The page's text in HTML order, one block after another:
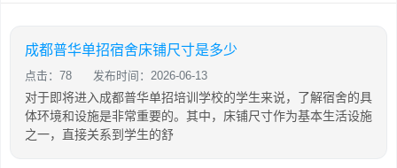
成都普华单招宿舍床铺尺寸是多少
点击：78 发布时间：2026-06-13
对于即将进入成都普华单招培训学校的学生来说，了解宿舍的具
体环境和设施是非常重要的。其中，床铺尺寸作为基本生活设施
之一，直接关系到学生的舒